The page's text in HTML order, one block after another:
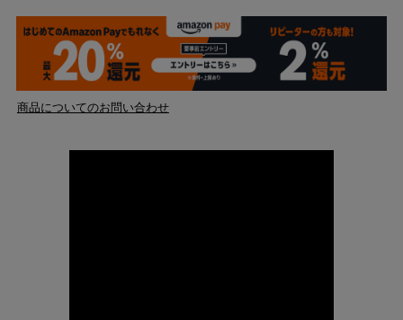
商品についてのお問い合わせ